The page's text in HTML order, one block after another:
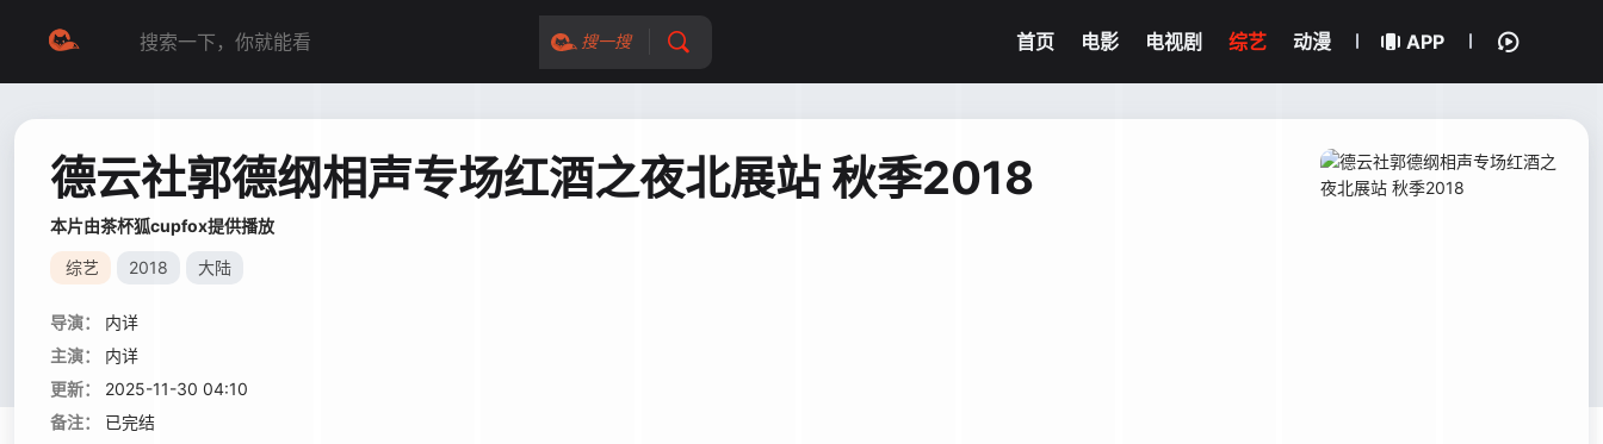
搜一搜 首页 电影 电视剧 综艺 动漫 APP
德云社郭德纲相声专场红酒之夜北展站 秋季2018
本片由茶杯狐cupfox提供播放
综艺 2018 大陆
导演：
内详
主演：
内详
更新：
2025-11-30 04:10
备注：
已完结